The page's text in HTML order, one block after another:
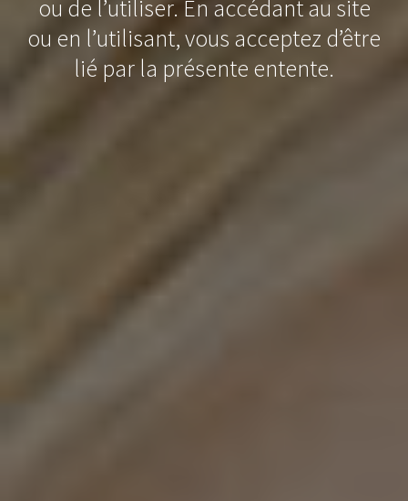
ou de l’utiliser. En accédant au site
ou en l’utilisant, vous acceptez d’être
lié par la présente entente.